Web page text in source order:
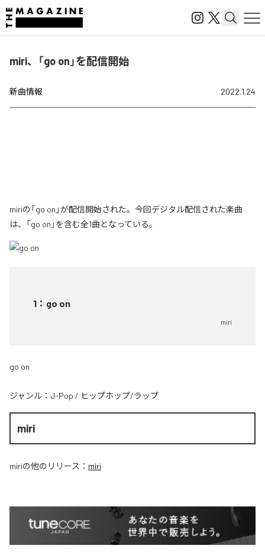
miri、「go on」を配信開始
新曲情報 2022.1.24
miriの「go on」が配信開始された。今回デジタル配信された楽曲
は、「go on」を含む全1曲となっている。
1 ： go on
miri
go on
ジャンル： J-Pop / ヒップホップ/ラップ
miri
miriの他のリリース： miri